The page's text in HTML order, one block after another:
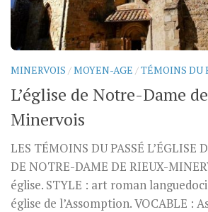
MINERVOIS /MOYEN-AGE /TÉMOINS DU
L’église de Notre-Dame
Minervois
LES TÉMOINS DU PASSÉ L’ÉGLISE
DE NOTRE-DAME DE RIEUX-
église. STYLE : art roman
église de l’Assomption. VOCABLE :